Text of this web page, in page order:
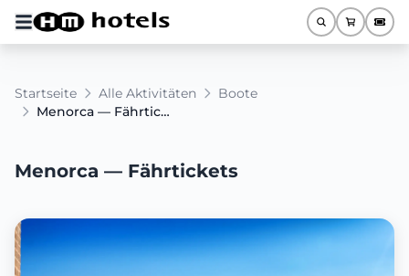
Startseite Alle Aktivitäten
Boote
Menorca — Fährtickets
Menorca — Fährtickets